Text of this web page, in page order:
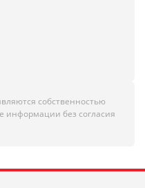
собственностью
информации без согласия